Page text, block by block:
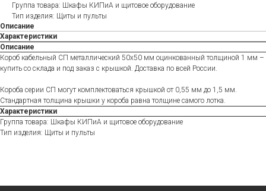
Группа товара: Шкафы КИПиА и щитовое оборудование
Тип изделия: Щиты и пульты
Описание
Характеристики
Описание
Короб кабельный СП металлический 50х50 мм оцинкованный толщиной 1 мм –
купить со склада и под заказ с крышкой. Доставка по всей России.
Короба серии СП могут комплектоваться крышкой от 0,55 мм до 1,5 мм.
Стандартная толщина крышки у короба равна толщине самого лотка.
Характеристики
Группа товара: Шкафы КИПиА и щитовое оборудование
Тип изделия: Щиты и пульты